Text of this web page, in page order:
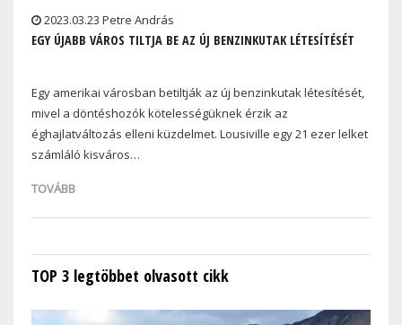
2023.03.23 Petre András
EGY ÚJABB VÁROS TILTJA BE AZ ÚJ BENZINKUTAK LÉTESÍTÉSÉT
Egy amerikai városban betiltják az új benzinkutak létesítését,
mivel a döntéshozók kötelességüknek érzik az
éghajlatváltozás elleni küzdelmet. Lousiville egy 21 ezer lelket
számláló kisváros…
TOVÁBB
TOP 3 legtöbbet olvasott cikk